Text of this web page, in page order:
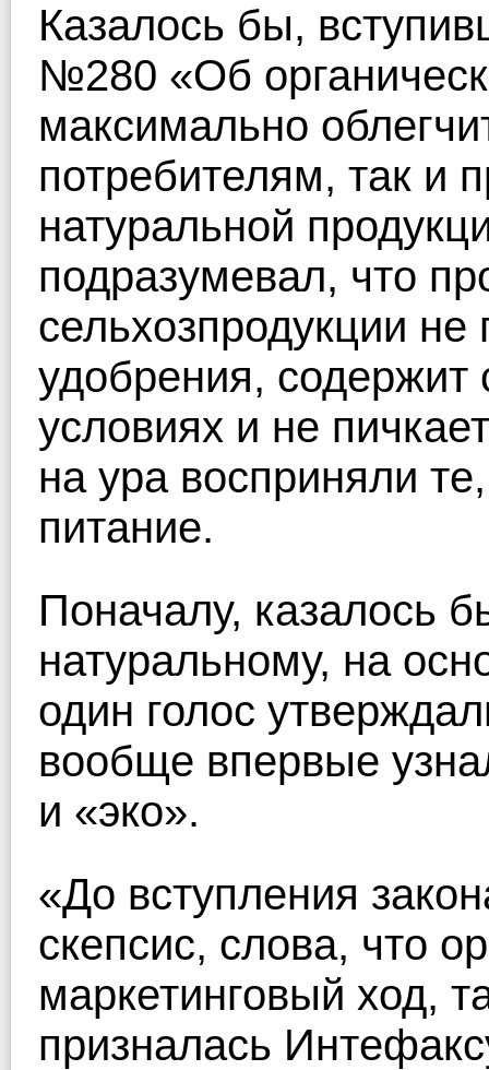
Казалось бы,
№280 «Об
максимально
потребителям, так и
натуральной
подразумевал, что
сельхозпродукции
удобрения,
условиях и не
на ура восприняли
питание.
Поначалу, казалось
натуральному, на
один голос
вообще впервые
и «эко».
«До вступления
скепсис, слова, что
маркетинговый ход,
призналась